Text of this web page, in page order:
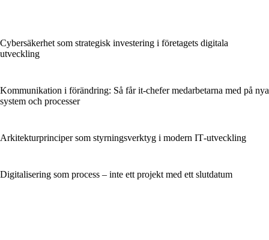
Cybersäkerhet som strategisk investering i företagets digitala
utveckling
Kommunikation i förändring: Så får it-chefer medarbetarna med på nya
system och processer
Arkitekturprinciper som styrningsverktyg i modern IT‑utveckling
Digitalisering som process – inte ett projekt med ett slutdatum